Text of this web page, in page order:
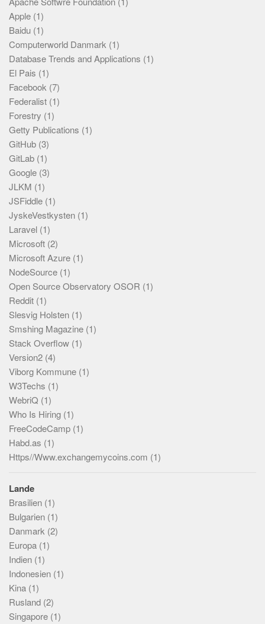
Apple (1)
Baidu (1)
Computerworld Danmark (1)
Database Trends and Applications (1)
El Pais (1)
Facebook (7)
Federalist (1)
Forestry (1)
Getty Publications (1)
GitHub (3)
GitLab (1)
Google (3)
JLKM (1)
JSFiddle (1)
JyskeVestkysten (1)
Laravel (1)
Microsoft (2)
Microsoft Azure (1)
NodeSource (1)
Open Source Observatory OSOR (1)
Reddit (1)
Slesvig Holsten (1)
Smshing Magazine (1)
Stack Overflow (1)
Version2 (4)
Viborg Kommune (1)
W3Techs (1)
WebriQ (1)
Who Is Hiring (1)
FreeCodeCamp (1)
Habd.as (1)
Https//Www.exchangemycoins.com (1)
Lande
Brasilien (1)
Bulgarien (1)
Danmark (2)
Europa (1)
Indien (1)
Indonesien (1)
Kina (1)
Rusland (2)
Singapore (1)